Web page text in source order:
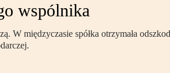
wspólnika
W międzyczasie spółka otrzymała